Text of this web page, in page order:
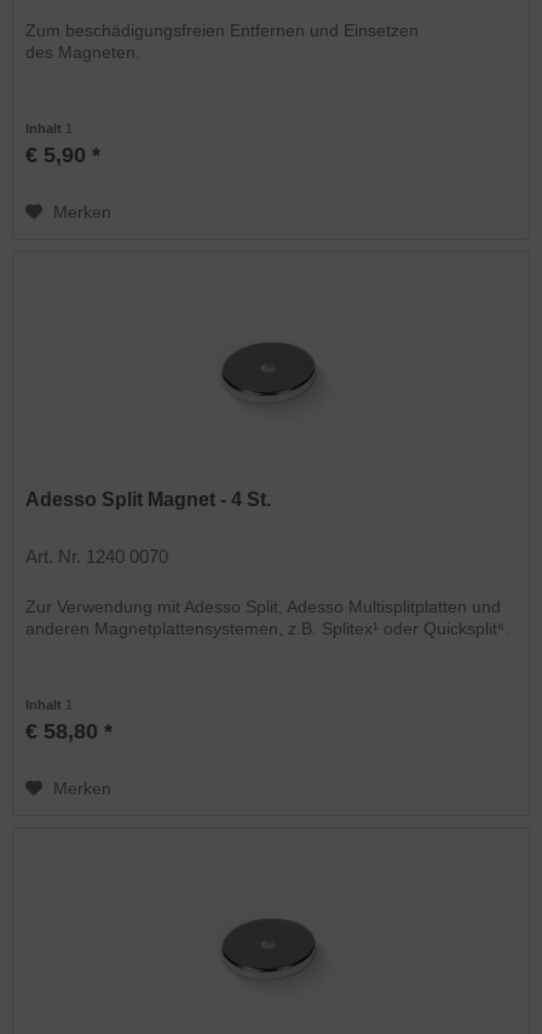
Zum beschädigungsfreien Entfernen und Einsetzen
des Magneten.
Inhalt 1
€ 5,90 *
Merken
Adesso Split Magnet - 4 St.
Art. Nr. 1240 0070
Zur Verwendung mit Adesso Split, Adesso Multisplitplatten und
anderen Magnetplattensystemen, z.B. Splitex¹ oder Quicksplit⁶.
Inhalt 1
€ 58,80 *
Merken